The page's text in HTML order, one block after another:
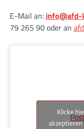
E-Mail an: info@afd-
79 265 90 oder an
Klicke